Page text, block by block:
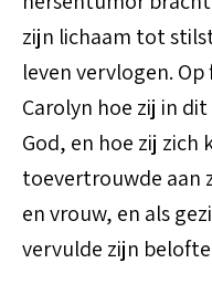
zijn lichaam tot
leven vervlogen.
Carolyn hoe zij in
God, en hoe zij zich
toevertrouwde aan
en vrouw, en als
vervulde zijn